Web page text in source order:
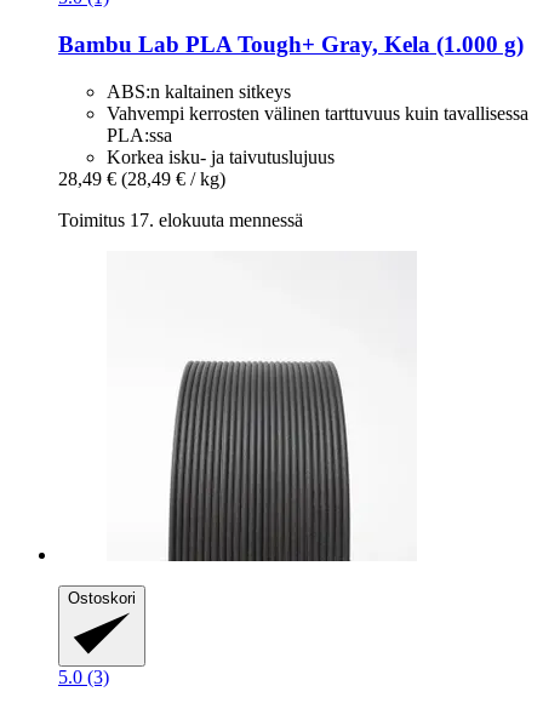
Bambu Lab PLA Tough+ Gray, Kela (1.000 g)
ABS:n kaltainen sitkeys
Vahvempi kerrosten välinen tarttuvuus kuin tavallisessa
PLA:ssa
Korkea isku- ja taivutuslujuus
28,49 € (28,49 € / kg)
Toimitus 17. elokuuta mennessä
Ostoskori
5.0 (3)